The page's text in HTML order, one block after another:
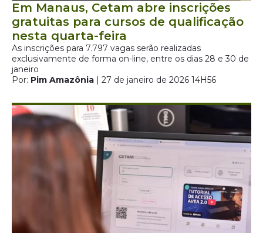
Em Manaus, Cetam abre inscrições
gratuitas para cursos de qualificação
nesta quarta-feira
As inscrições para 7.797 vagas serão realizadas
exclusivamente de forma on-line, entre os dias 28 e 30 de
janeiro
Por: Pim Amazônia | 27 de janeiro de 2026 14H56